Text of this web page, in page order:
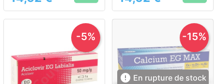
-5%
 En rupture de stock
-15%